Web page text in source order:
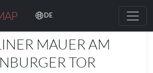
DE
MAUER AM
TOR